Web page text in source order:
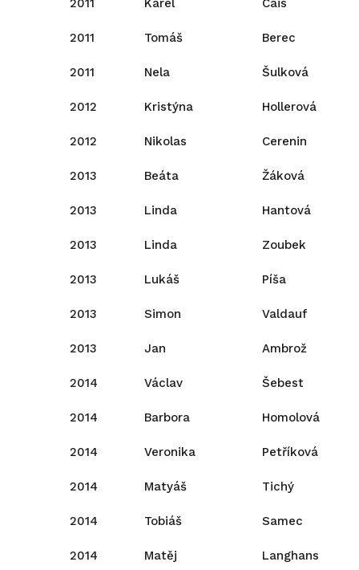
2011 Karel Cais
2011 Tomáš Berec
2011 Nela Šulková
2012 Kristýna Hollerová
2012 Nikolas Cerenin
2013 Beáta Žáková
2013 Linda Hantová
2013 Linda Zoubek
2013 Lukáš Píša
2013 Simon Valdauf
2013 Jan Ambrož
2014 Václav Šebest
2014 Barbora Homolová
2014 Veronika Petříková
2014 Matyáš Tichý
2014 Tobiáš Samec
2014 Matěj Langhans